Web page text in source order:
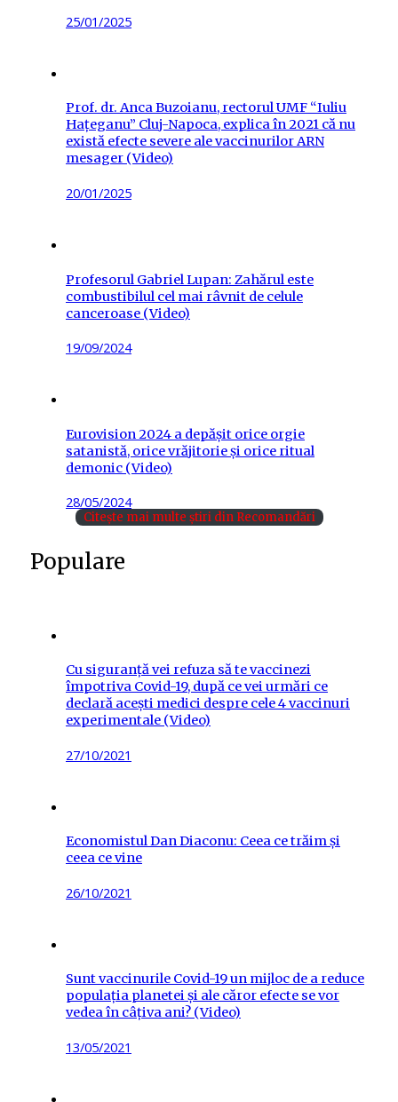
Posted
25/01/2025
Prof. dr. Anca Buzoianu, rectorul UMF “Iuliu
Hațeganu” Cluj-Napoca, explica în 2021 că nu
există efecte severe ale vaccinurilor ARN
mesager (Video)
Posted
20/01/2025
Profesorul Gabriel Lupan: Zahărul este
combustibilul cel mai râvnit de celule
canceroase (Video)
Posted
19/09/2024
Eurovision 2024 a depășit orice orgie
satanistă, orice vrăjitorie și orice ritual
demonic (Video)
Posted
on
28/05/2024
Citește mai multe știri din Recomandări
Populare
Cu siguranță vei refuza să te vaccinezi
împotriva Covid-19, după ce vei urmări ce
declară acești medici despre cele 4 vaccinuri
experimentale (Video)
Posted
27/10/2021
Economistul Dan Diaconu: Ceea ce trăim și
ceea ce vine
Posted
26/10/2021
Sunt vaccinurile Covid-19 un mijloc de a reduce
populația planetei și ale căror efecte se vor
vedea în câțiva ani? (Video)
Posted
13/05/2021